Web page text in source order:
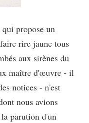
propose un
rire jaune tous
aux sirènes du
maître d'œuvre - il
notices - n'est
nous avions
parution d'un